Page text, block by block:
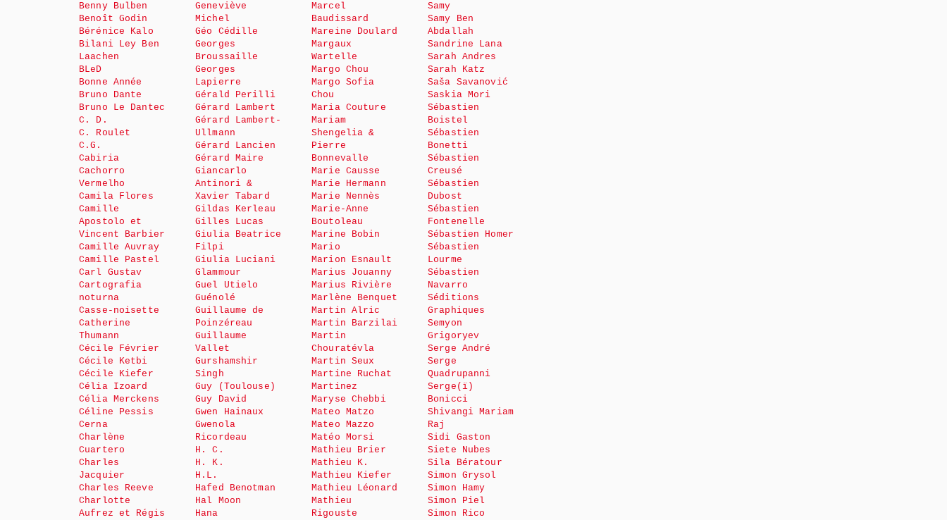
Benny Bulben
Benoît Godin
Bérénice Kalo
Bilani Ley Ben
Laachen
BLeD
Bonne Année
Bruno Dante
Bruno Le Dantec
C. D.
C. Roulet
C.G.
Cabiria
Cachorro
Vermelho
Camila Flores
Camille
Apostolo et
Vincent Barbier
Camille Auvray
Camille Pastel
Carl Gustav
Cartografia
noturna
Casse-noisette
Catherine
Thumann
Cécile Février
Cécile Ketbi
Cécile Kiefer
Célia Izoard
Célia Merckens
Céline Pessis
Cerna
Charlène
Cuartero
Charles
Jacquier
Charles Reeve
Charlotte
Aufrez et Régis
Geneviève
Michel
Géo Cédille
Georges
Broussaille
Georges
Lapierre
Gérald Perilli
Gérard Lambert
Gérard Lambert-
Ullmann
Gérard Lancien
Gérard Maire
Giancarlo
Antinori &
Xavier Tabard
Gildas Kerleau
Gilles Lucas
Giulia Beatrice
Filpi
Giulia Luciani
Glammour
Guel Utielo
Guénolé
Guillaume de
Poinzéreau
Guillaume
Vallet
Gurshamshir
Singh
Guy (Toulouse)
Guy David
Gwen Hainaux
Gwenola
Ricordeau
H. C.
H. K.
H.L.
Hafed Benotman
Hal Moon
Hana
Marcel
Baudissard
Mareine Doulard
Margaux
Wartelle
Margo Chou
Margo Sofia
Chou
Maria Couture
Mariam
Shengelia &
Pierre
Bonnevalle
Marie Causse
Marie Hermann
Marie Nennès
Marie-Anne
Boutoleau
Marine Bobin
Mario
Marion Esnault
Marius Jouanny
Marius Rivière
Marlène Benquet
Martin Alric
Martin Barzilai
Martin
Chouratévla
Martin Seux
Martine Ruchat
Martinez
Maryse Chebbi
Mateo Matzo
Mateo Mazzo
Matéo Morsi
Mathieu Brier
Mathieu K.
Mathieu Kiefer
Mathieu Léonard
Mathieu
Rigouste
Samy
Samy Ben
Abdallah
Sandrine Lana
Sarah Andres
Sarah Katz
Saša Savanović
Saskia Mori
Sébastien
Boistel
Sébastien
Bonetti
Sébastien
Creusé
Sébastien
Dubost
Sébastien
Fontenelle
Sébastien Homer
Sébastien
Lourme
Sébastien
Navarro
Séditions
Graphiques
Semyon
Grigoryev
Serge André
Serge
Quadrupanni
Serge(ï)
Bonicci
Shivangi Mariam
Raj
Sidi Gaston
Siete Nubes
Sila Bératour
Simon Grysol
Simon Hamy
Simon Piel
Simon Rico